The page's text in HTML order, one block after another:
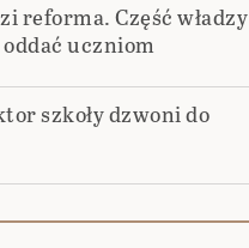
reforma. Część władzy
uczniom
szkoły dzwoni do